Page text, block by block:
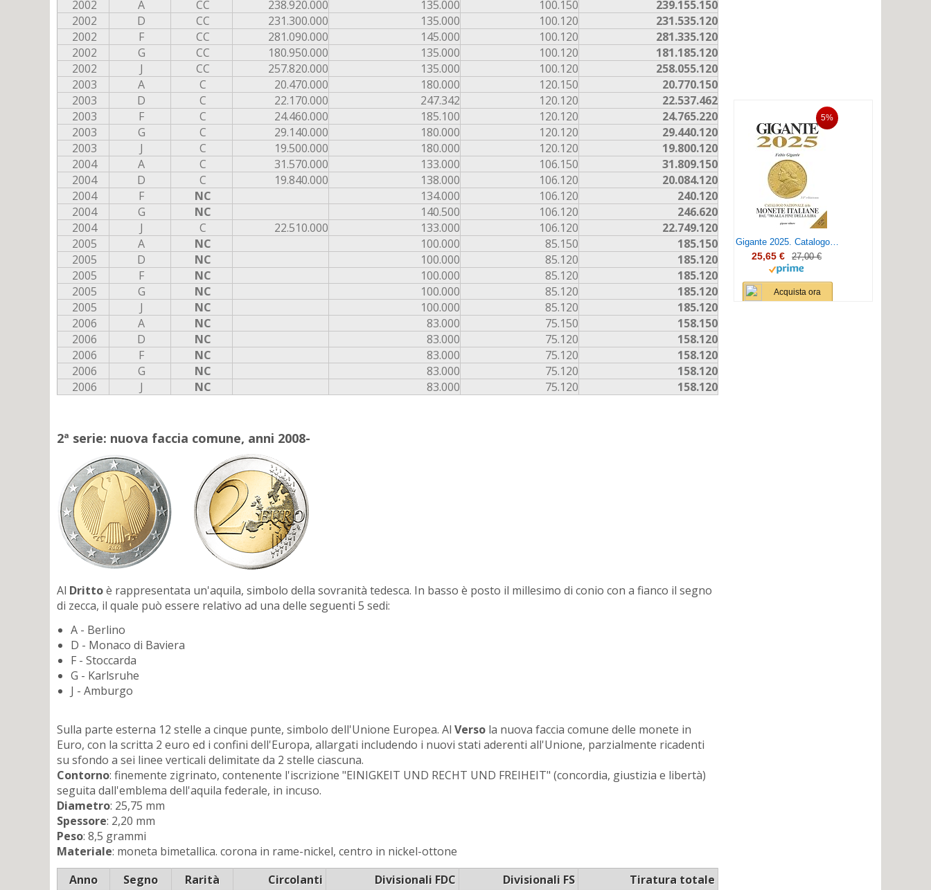
2002
A CC 238.920.000 135.000 100.150
239.155.150
2002
D CC 231.300.000 135.000 100.120
231.535.120
2002
F CC 281.090.000 145.000 100.120
281.335.120
2002
G CC 180.950.000 135.000 100.120
181.185.120
2002
J CC 257.820.000 135.000 100.120
258.055.120
2003
A C 20.470.000 180.000 120.150
20.770.150
2003
D C 22.170.000 247.342 120.120
22.537.462
2003
F C 24.460.000 185.100 120.120
24.765.220
2003
G C 29.140.000 180.000 120.120
29.440.120
2003
J C 19.500.000 180.000 120.120
19.800.120
2004
A C 31.570.000 133.000 106.150
31.809.150
2004
D C 19.840.000 138.000 106.120
20.084.120
2004
F NC 134.000 106.120
240.120
2004
G NC 140.500 106.120
246.620
2004
J C 22.510.000 133.000 106.120
22.749.120
2005
A NC 100.000 85.150
185.150
2005
D NC 100.000 85.120
185.120
2005
F NC 100.000 85.120
185.120
2005
G NC 100.000 85.120
185.120
2005
J NC 100.000 85.120
185.120
2006
A NC 83.000 75.150
158.150
2006
D NC 83.000 75.120
158.120
2006
F NC 83.000 75.120
158.120
2006
G NC 83.000 75.120
158.120
2006
J NC 83.000 75.120 158.120
2ª serie: nuova faccia comune, anni 2008-
Al Drittoè rappresentata un'aquila, simbolo della sovranità tedesca. In basso è posto il millesimo di conio con a fianco il segno
di zecca, il quale può essere relativo ad una delle seguenti 5 sedi:
A - Berlino
D - Monaco di Baviera
F - Stoccarda
G - Karlsruhe
J - Amburgo
Sulla parte esterna 12 stelle a cinque punte, simbolo dell'Unione Europea. Al Verso la nuova faccia comune delle monete in
Euro, con la scritta 2 euro ed i confini dell'Europa, allargati includendo i nuovi stati aderenti all'Unione, parzialmente ricadenti
su sfondo a sei linee verticali delimitate da 2 stelle ciascuna.
Contorno: finemente zigrinato, contenente l'iscrizione "EINIGKEIT UND RECHT UND FREIHEIT" (concordia, giustizia e libertà)
seguita dall'emblema dell'aquila federale, in incuso.
Diametro: 25,75 mm
Spessore: 2,20 mm
Peso: 8,5 grammi
Materiale: moneta bimetallica. corona in rame-nickel, centro in nickel-ottone
Anno
Segno Rarità Circolanti Divisionali FDC Divisionali FS
Tiratura totale
5%
Gigante 2025. Catalogo nazionale delle monete italiane dal '700 alla fine della lira
25,65 € 27,00 €
Acquista ora